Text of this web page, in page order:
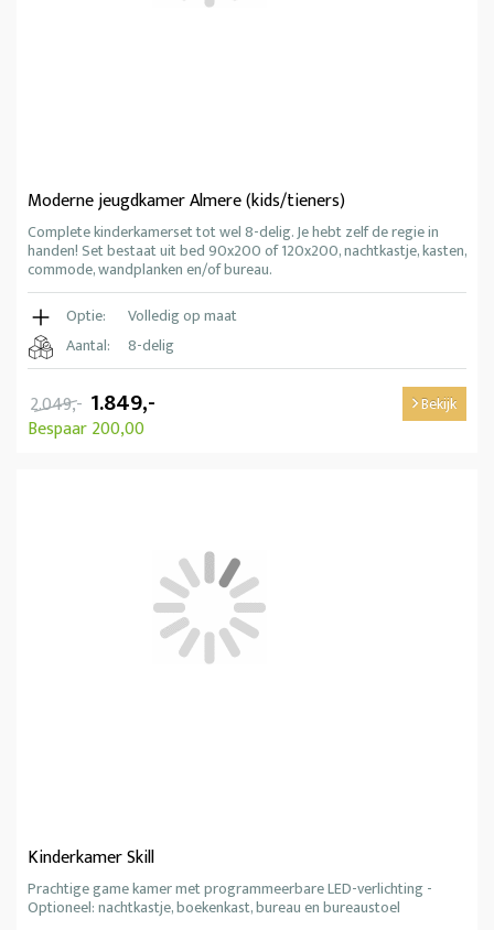
Moderne jeugdkamer Almere (kids/tieners)
Complete kinderkamerset tot wel 8-delig. Je hebt zelf de regie in
handen! Set bestaat uit bed 90x200 of 120x200, nachtkastje, kasten,
commode, wandplanken en/of bureau.
Optie:
Volledig op maat
Aantal:
8-delig
2.049,- 1.849,-
Bespaar 200,00
Bekijk
Kinderkamer Skill
Prachtige game kamer met programmeerbare LED-verlichting -
Optioneel: nachtkastje, boekenkast, bureau en bureaustoel